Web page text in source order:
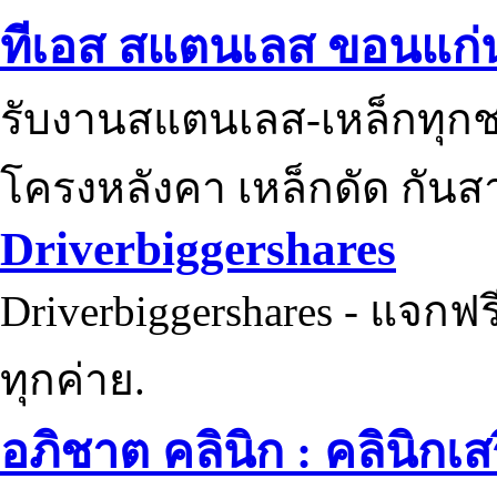
ทีเอส สแตนเลส ขอนแก่
รับงานสแตนเลส-เหล็กทุ
โครงหลังคา เหล็กดัด กัน
Driverbiggershares
Driverbiggershares - แจก
ทุกค่าย.
อภิชาต คลินิก : คลินิกเ